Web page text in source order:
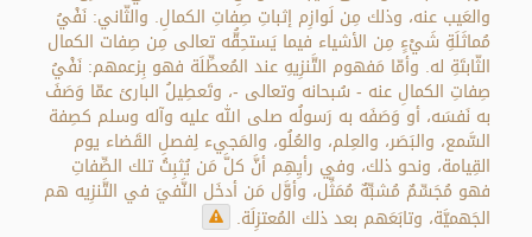
والعَيب عنه، وذلك مِن لَوازِم إثباتِ صِفاتِ الكمالِ. والثّاني: نَفْيُ
مُماثَلَةِ شَيْءٍ مِن الأشياء فيما يَستحِقُّه تعالى مِن صِفات الكمال
الثّابتَةِ له. وأمّا مَفهوم التَّنزِيهِ عند المُعطِّلَة فهو بِزعمهم: نَفْيُ
صِفاتِ الكمالِ عنه - سُبحانه وتعالى -، وتَعطِيلُ البارئ عمّا وَصَفَ
به نَفسَه، أو وَصَفَه به رَسولُه صلى الله عليه وآله وسلم كصِفة
السَّمع، والبَصَر، والعِلم، والعُلُو، والمَجيء لِفصلِ القَضاء يوم
القِيامة، ونحو ذلك، وفي رأيِهِم أنَّ كلَّ مَن يُثبِتُ تلك الصِّفاتِ
فهو مُجَسِّمٌ مُشبِّهٌ مُمَثِّل، وأوَّل مَن أدخَل النَّفيَ في التَّنزِيه هم
الجَهميَّة، وتابَعَهم بعد ذلك المُعتزِلَة.